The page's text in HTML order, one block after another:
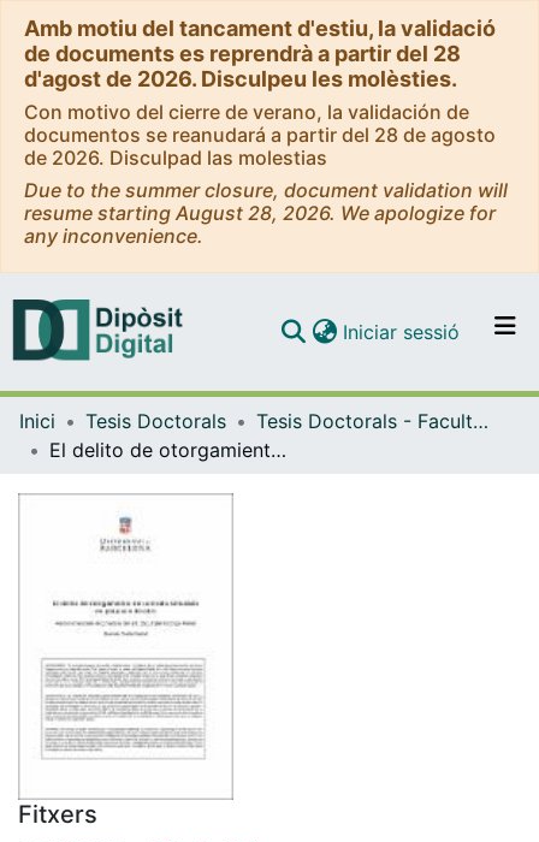
Amb motiu del tancament d'estiu, la validació
de documents es reprendrà a partir del 28
d'agost de 2026. Disculpeu les molèsties.
Con motivo del cierre de verano, la validación de
documentos se reanudará a partir del 28 de agosto
de 2026. Disculpad las molestias
Due to the summer closure, document validation will
resume starting August 28, 2026. We apologize for
any inconvenience.
Navega per tot el DD
Iniciar sessió (current)
Inici Tesis Doctorals
Tesis Doctorals - Facultat - Dret
El delito de otorgamiento de contrato simulado en perjuicio de otro. Reconstrucción dogmática del art. 251.3 del Código Penal
Fitxers